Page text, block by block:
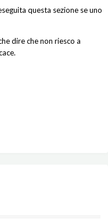
questa sezione se uno
dire che non riesco a